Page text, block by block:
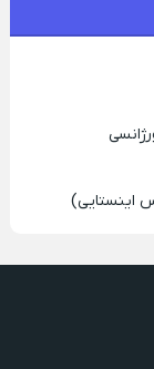
اینستایی)